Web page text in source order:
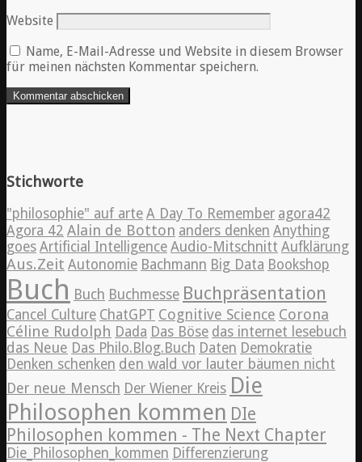
Website
Name, E-Mail-Adresse und Website in diesem Browser
für meinen nächsten Kommentar speichern.
Stichworte
"philosophie" auf arte A Day To Remember agora42
Agora 42 Alain de Botton anders denken Anything
goes Artificial Intelligence Audio-Mitschnitt Aufklärung
Aus.Zeit Autonomie Bachmann Big Data Bookshop
Buch Buch Buchmesse Buchpräsentation
Cancel Culture ChatGPT Cognitive Science Corona
Céline Rudolph Dada Das Böse das internet lesebuch
das Neue Das Philo.Blog.Buch Daten Demokratie
Denken schenken den wald vor lauter bäumen nicht
Der neue Mensch Der Wiener Kreis Die
Philosophen kommen DIe
Philosophen kommen - The Next Chapter
Die_Philosophen_kommen Differenzierung